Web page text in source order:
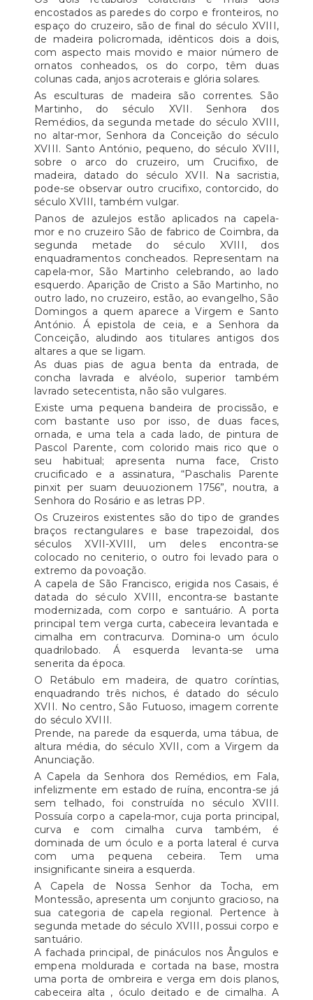
encostados as paredes do corpo e fronteiros, no
espaço do cruzeiro, são de final do século XVIII,
de madeira policromada, idênticos dois a dois,
com aspecto mais movido e maior número de
ornatos conheados, os do corpo, têm duas
colunas cada, anjos acroterais e glória solares.
As esculturas de madeira são correntes. São
Martinho, do século XVII. Senhora dos
Remédios, da segunda metade do século XVIII,
no altar-mor, Senhora da Conceição do século
XVIII. Santo António, pequeno, do século XVIII,
sobre o arco do cruzeiro, um Crucifixo, de
madeira, datado do século XVII. Na sacristia,
pode-se observar outro crucifixo, contorcido, do
século XVIII, também vulgar.
Panos de azulejos estão aplicados na capela-
mor e no cruzeiro São de fabrico de Coimbra, da
segunda metade do século XVIII, dos
enquadramentos concheados. Representam na
capela-mor, São Martinho celebrando, ao lado
esquerdo. Aparição de Cristo a São Martinho, no
outro lado, no cruzeiro, estão, ao evangelho, São
Domingos a quem aparece a Virgem e Santo
António. Á epistola de ceia, e a Senhora da
Conceição, aludindo aos titulares antigos dos
altares a que se ligam.
As duas pias de agua benta da entrada, de
concha lavrada e alvéolo, superior também
lavrado setecentista, não são vulgares.
Existe uma pequena bandeira de procissão, e
com bastante uso por isso, de duas faces,
ornada, e uma tela a cada lado, de pintura de
Pascol Parente, com colorido mais rico que o
seu habitual; apresenta numa face, Cristo
crucificado e a assinatura, “Paschalis Parente
pinxit per suam deuuozionem 1756”, noutra, a
Senhora do Rosário e as letras PP.
Os Cruzeiros existentes são do tipo de grandes
braços rectangulares e base trapezoidal, dos
séculos XVII-XVIII, um deles encontra-se
colocado no ceniterio, o outro foi levado para o
extremo da povoação.
A capela de São Francisco, erigida nos Casais, é
datada do século XVIII, encontra-se bastante
modernizada, com corpo e santuário. A porta
principal tem verga curta, cabeceira levantada e
cimalha em contracurva. Domina-o um óculo
quadrilobado. Á esquerda levanta-se uma
senerita da época.
O Retábulo em madeira, de quatro coríntias,
enquadrando três nichos, é datado do século
XVII. No centro, São Futuoso, imagem corrente
do século XVIII.
Prende, na parede da esquerda, uma tábua, de
altura média, do século XVII, com a Virgem da
Anunciação.
A Capela da Senhora dos Remédios, em Fala,
infelizmente em estado de ruína, encontra-se já
sem telhado, foi construída no século XVIII.
Possuía corpo a capela-mor, cuja porta principal,
curva e com cimalha curva também, é
dominada de um óculo e a porta lateral é curva
com uma pequena cebeira. Tem uma
insignificante sineira a esquerda.
A Capela de Nossa Senhor da Tocha, em
Montessão, apresenta um conjunto gracioso, na
sua categoria de capela regional. Pertence à
segunda metade do século XVIII, possui corpo e
santuário.
A fachada principal, de pináculos nos Ângulos e
empena moldurada e cortada na base, mostra
uma porta de ombreira e verga em dois planos,
cabeceira alta , óculo deitado e de cimalha. A